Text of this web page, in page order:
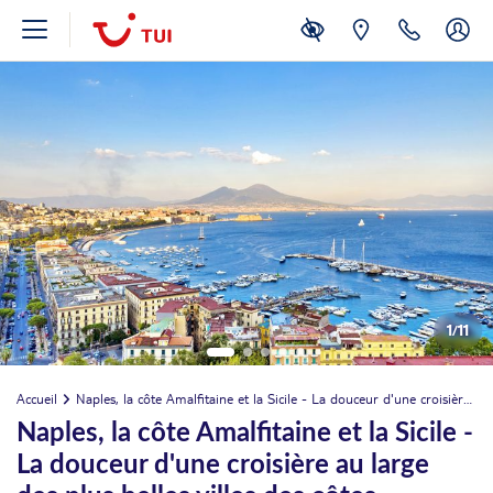
1/11
Accueil Naples, la côte Amalfitaine et la Sicile - La douceur d'une croisière au large des plus belles villes des côtes italiennes (formule port/port)
Naples, la côte Amalfitaine et la Sicile -
La douceur d'une croisière au large